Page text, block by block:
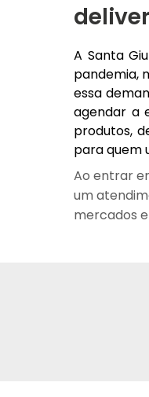
A Santa
pandemia,
essa
agendar a
produtos,
para quem
Ao entrar
um
mercados